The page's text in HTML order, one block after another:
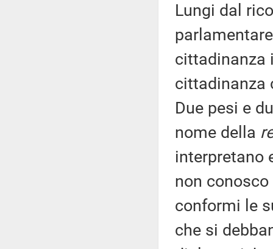
Lungi dal
cittadinanza
cittadinanza
Due pesi e
nome della
interpretano
non
conformi le
che si